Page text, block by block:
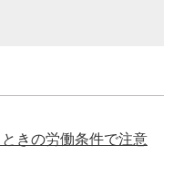
きの労働条件で注意